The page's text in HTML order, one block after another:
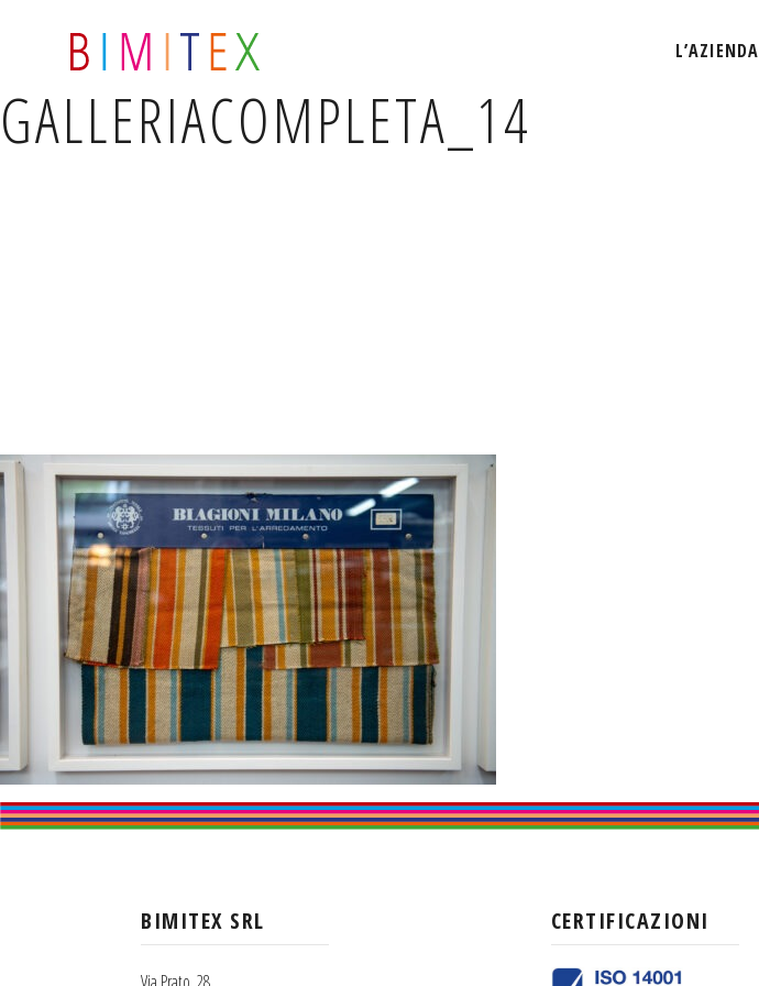
L’AZIENDA
GALLERIACOMPLETA_14
BIMITEX SRL CERTIFICAZIONI